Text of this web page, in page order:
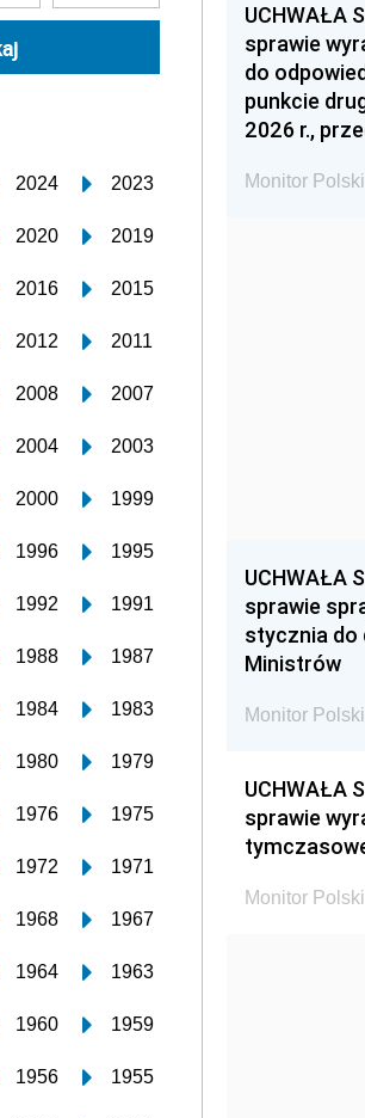
2024 2023
2020 2019
2016 2015
2012 2011
2008 2007
2004 2003
2000 1999
1996 1995
1992 1991
1988 1987
1984 1983
1980 1979
1976 1975
1972 1971
1968 1967
1964 1963
1960 1959
1956 1955
UCHWAŁA
sprawie
do
punkcie
2026 r.,
Monitor
UCHWAŁA
sprawie
stycznia do
Ministrów
Monitor
UCHWAŁA
sprawie
Monitor